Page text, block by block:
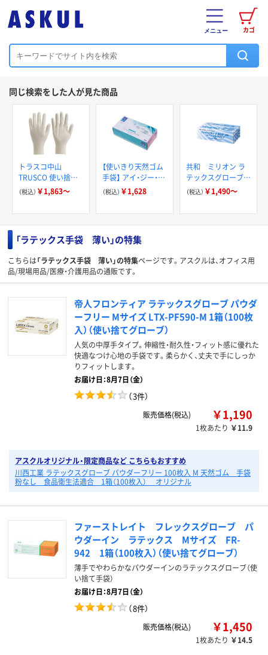
カゴ
メニュー
同じ検索をした人が見た商品
トラスコ中山
TRUSCO 使い捨て
天然ゴム極薄手袋
DPM-5498
（税込） ￥1,863～
【使いきり天然ゴム
手袋】 アイ・ジー・オ
ー ラテックスシル
クゴム手袋 LX-PD-
（税込） ￥1,628
共和 ミリオン ラ
テックスグローブ
No.290 パウダー
フリー スペシャル
（税込） ￥1,490～
「ラテックス手袋 薄い」の特集
こちらは「ラテックス手袋 薄い」の特集ページです。アスクルは、オフィス用
品/現場用品/医療・介護用品の通販です。
帝人フロンティア ラテックスグローブ パウダ
ーフリー Mサイズ LTX-PF590-M 1箱（100枚
入）（使い捨てグローブ）
人気の中厚手タイプ。伸縮性・耐久性・フィット感に優れた
快適なつけ心地の手袋です。柔らかく、丈夫で手にしっか
りフィットします。
お届け日：8月7日（金）
（3件）
販売価格(税込) ￥1,190
1枚あたり ￥11.9
アスクルオリジナル・限定商品など こちらもおすすめ
川西工業 ラテックスグローブ パウダーフリー 100枚入 M 天然ゴム 手袋
粉なし 食品衛生法適合 1箱（100枚入） オリジナル
ファーストレイト フレックスグローブ パ
ウダーイン ラテックス Mサイズ FR-
942 1箱（100枚入）（使い捨てグローブ）
薄手でやわらかなパウダーインのラテックスグローブ（使
い捨て手袋）
お届け日：8月7日（金）
（8件）
販売価格(税込) ￥1,450
1枚あたり ￥14.5